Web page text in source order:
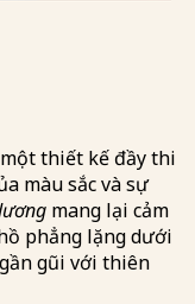
thiết kế đầy thi
màu sắc và sự
mang lại cảm
phẳng lặng dưới
gũi với thiên